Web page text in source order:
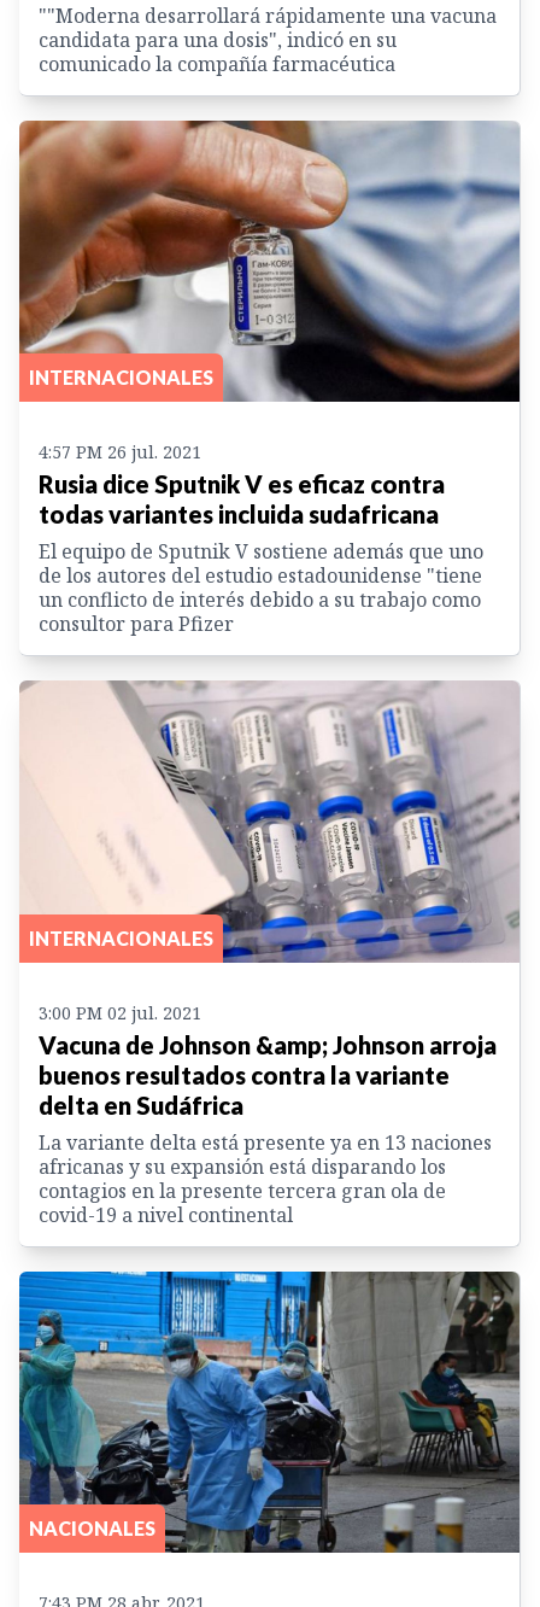
""Moderna desarrollará rápidamente una vacuna
candidata para una dosis", indicó en su
comunicado la compañía farmacéutica
INTERNACIONALES
4:57 PM 26 jul. 2021
Rusia dice Sputnik V es eficaz contra
todas variantes incluida sudafricana
El equipo de Sputnik V sostiene además que uno
de los autores del estudio estadounidense "tiene
un conflicto de interés debido a su trabajo como
consultor para Pfizer
INTERNACIONALES
3:00 PM 02 jul. 2021
Vacuna de Johnson &amp; Johnson arroja
buenos resultados contra la variante
delta en Sudáfrica
La variante delta está presente ya en 13 naciones
africanas y su expansión está disparando los
contagios en la presente tercera gran ola de
covid-19 a nivel continental
NACIONALES